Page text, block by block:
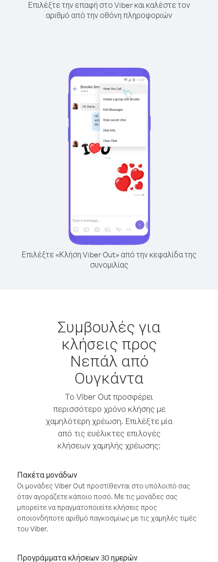
Επιλέξτε την επαφή στο Viber και καλέστε τον
αριθμό από την οθόνη πληροφοριών
Επιλέξτε «Κλήση Viber Out» από την κεφαλίδα της
συνομιλίας
Συμβουλές για
κλήσεις προς
Νεπάλ από
Ουγκάντα
Το Viber Out προσφέρει
περισσότερο χρόνο κλήσης με
χαμηλότερη χρέωση. Επιλέξτε μία
από τις ευέλικτες επιλογές
κλήσεων χαμηλής χρέωσης:
Πακέτα μονάδων
Οι μονάδες Viber Out προστίθενται στο υπόλοιπό σας
όταν αγοράζετε κάποιο ποσό. Με τις μονάδες σας
μπορείτε να πραγματοποιείτε κλήσεις προς
οποιονδήποτε αριθμό παγκοσμίως με τις χαμηλές τιμές
του Viber.
Προγράμματα κλήσεων 30 ημερών